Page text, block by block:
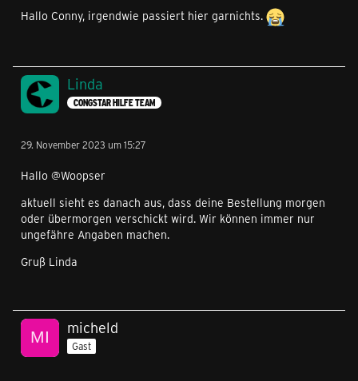
Hallo Conny, irgendwie passiert hier garnichts.
Linda
CONGSTAR HILFE TEAM
29. November 2023 um 15:27
Hallo @Woopser
aktuell sieht es danach aus, dass deine Bestellung morgen
oder übermorgen verschickt wird. Wir können immer nur
ungefähre Angaben machen.
Gruß Linda
micheld
Gast